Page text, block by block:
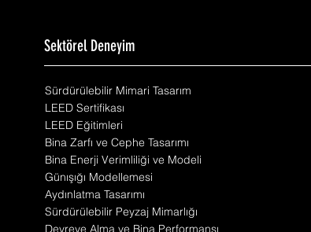
Sektörel Deneyim
Sürdürülebilir Mimari Tasarım
LEED Sertifikası
LEED Eğitimleri
Bina Zarfı ve Cephe Tasarımı
Bina Enerji Verimliliği ve Modeli
Günışığı Modellemesi
Aydınlatma Tasarımı
Sürdürülebilir Peyzaj Mimarlığı
Devreye Alma ve Bina Performansı